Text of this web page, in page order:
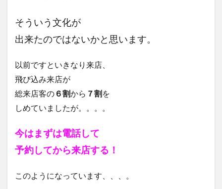
そういう文化が
出来たのではないかと思います。
以前ですといきなり来店、
飛び込み来店が
総来店客の ６割から ７割を
しめていましたが。。。。
今はまずは電話して
予約してから来店する！
このようになっています、、、。